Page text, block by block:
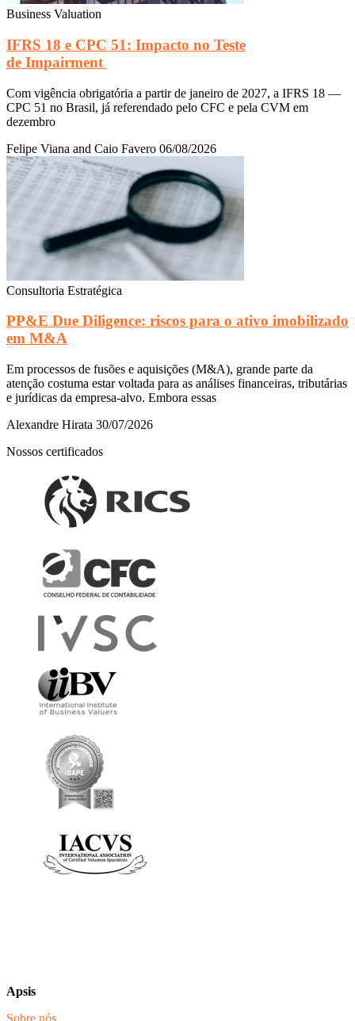
Business Valuation
IFRS 18 e CPC 51: Impacto no Teste
de Impairment
Com vigência obrigatória a partir de janeiro de 2027, a IFRS 18 —
CPC 51 no Brasil, já referendado pelo CFC e pela CVM em
dezembro
Felipe Viana and Caio Favero 06/08/2026
Consultoria Estratégica
PP&E Due Diligence: riscos para o ativo imobilizado
em M&A
Em processos de fusões e aquisições (M&A), grande parte da
atenção costuma estar voltada para as análises financeiras, tributárias
e jurídicas da empresa-alvo. Embora essas
Alexandre Hirata 30/07/2026
Nossos certificados
Apsis